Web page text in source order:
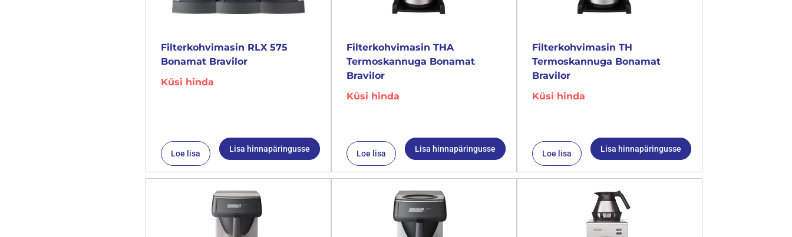
Filterkohvimasin RLX 575
Bonamat Bravilor
Küsi hinda
Loe lisa Lisa hinnapäringusse
Filterkohvimasin THA
Termoskannuga Bonamat
Bravilor
Küsi hinda
Loe lisa Lisa hinnapäringusse
Filterkohvimasin TH
Termoskannuga Bonamat
Bravilor
Küsi hinda
Loe lisa Lisa hinnapäringusse